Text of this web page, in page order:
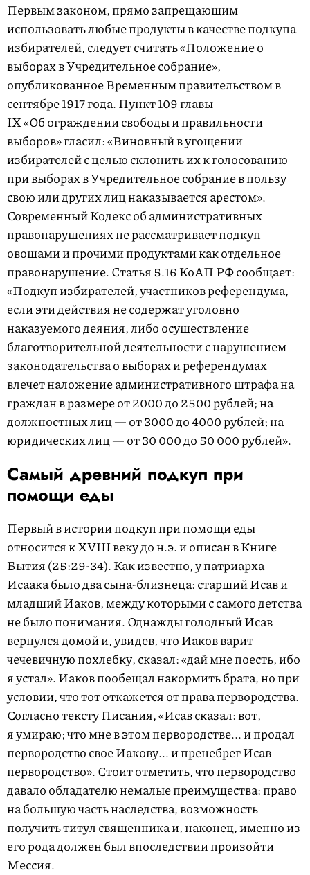
Первым законом, прямо запрещающим
использовать любые продукты в качестве подкупа
избирателей, следует считать «Положение о
выборах в Учредительное собрание»,
опубликованное Временным правительством в
сентябре 1917 года. Пункт 109 главы
IX «Об ограждении свободы и правильности
выборов» гласил: «Виновный в угощении
избирателей с целью склонить их к голосованию
при выборах в Учредительное собрание в пользу
свою или других лиц наказывается арестом».
Современный Кодекс об административных
правонарушениях не рассматривает подкуп
овощами и прочими продуктами как отдельное
правонарушение. Статья 5.16 КоАП РФ сообщает:
«Подкуп избирателей, участников референдума,
если эти действия не содержат уголовно
наказуемого деяния, либо осуществление
благотворительной деятельности с нарушением
законодательства о выборах и референдумах
влечет наложение админи­стративного штрафа на
граждан в размере от 2000 до 2500 рублей; на
должностных лиц — от 3000 до 4000 рублей; на
юридических лиц — от 30 000 до 50 000 рублей».
Cамый древний подкуп при
помощи еды
Первый в истории подкуп при помощи еды
относится к XVIII веку до н.э. и описан в Книге
Бытия(25:29-34).Как известно, у патриарха
Исаака было два сына-близнеца: старший Исав и
младший Иаков, между которыми с самого детства
не было понимания. Однажды голодный Исав
вернулся домой и, увидев, что Иаков варит
чечевичную похлебку, сказал: «дай мне поесть, ибо
я устал». Иаков пообещал накормить брата, но при
условии, что тот откажется от права первородства.
Согласно тексту Писания, «Исав сказал: вот,
я умираю; что мне в этом первородстве... и продал
первородство свое Иакову... и пренебрег Исав
первородство». Стоит отметить, что первородство
давало обладателю немалые преимущества: право
на большую часть наследства, возможность
получить титул священника и, наконец, именно из
его рода должен был впоследствии произойти
Мессия.